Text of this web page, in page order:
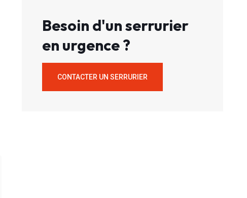
Besoin d'un serrurier
en urgence ?
CONTACTER UN SERRURIER